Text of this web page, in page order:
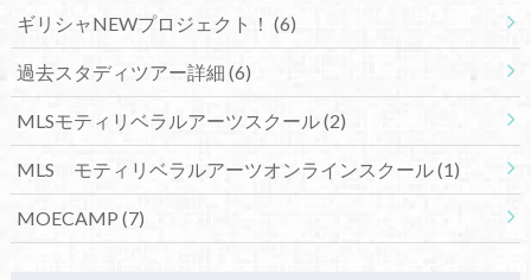
ギリシャNEWプロジェクト！ (6)
過去スタディツアー詳細 (6)
MLSモティリベラルアーツスクール(2)
MLS モティリベラルアーツオンラインスクール(1)
MOECAMP (7)